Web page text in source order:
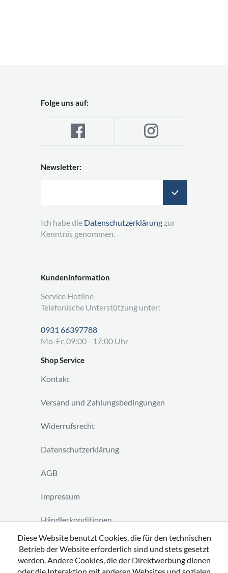
Kundeninformation
Service Hotline
Telefonische Unterstützung unter:
0931 66397788
Mo-Fr, 09:00 - 17:00 Uhr
Shop Service
Kontakt
Versand und Zahlungsbedingungen
Widerrufsrecht
Datenschutzerklärung
AGB
Impressum
Händlerkonditionen
Vertrag widerrufen
Folge uns auf:
Newsletter:
Ich habe die Datenschutzerklärung zur
Kenntnis genommen.
Diese Website benutzt Cookies, die für den technischen
Betrieb der Website erforderlich sind und stets gesetzt
werden. Andere Cookies, die der Direktwerbung dienen